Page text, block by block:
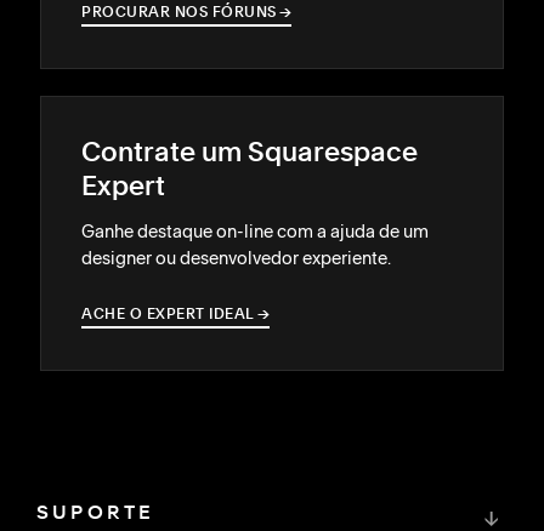
PROCURAR NOS FÓRUNS →
→
Contrate um Squarespace
Expert
Ganhe destaque on-line com a ajuda de um
designer ou desenvolvedor experiente.
ACHE O EXPERT IDEAL →
→
SUPORTE ↓